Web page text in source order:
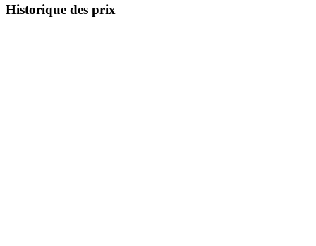
Historique des prix